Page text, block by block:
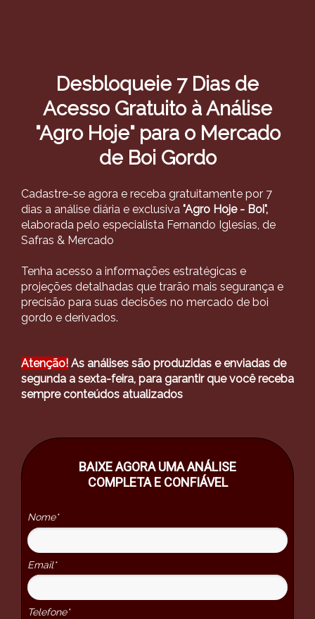
Desbloqueie 7 Dias de
Acesso Gratuito à Análise
"Agro Hoje" para o Mercado
de Boi Gordo
Cadastre-se agora e receba gratuitamente por 7
dias a análise diária e exclusiva "Agro Hoje - Boi",
elaborada pelo especialista Fernando Iglesias, de
Safras & Mercado
Tenha acesso a informações estratégicas e
projeções detalhadas que trarão mais segurança e
precisão para suas decisões no mercado de boi
gordo e derivados.
Atenção! As análises são produzidas e enviadas de
segunda a sexta-feira, para garantir que você receba
sempre conteúdos atualizados
BAIXE AGORA UMA ANÁLISE
COMPLETA E CONFIÁVEL
Nome*
Email*
Telefone*